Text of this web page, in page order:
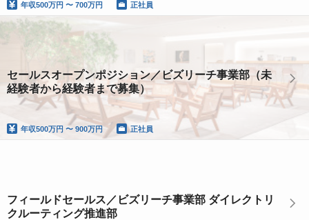
年収500万円 〜 700万円 正社員
セールスオープンポジション／ビズリーチ事業部（未
経験者から経験者まで募集）
年収500万円 〜 900万円 正社員
フィールドセールス／ビズリーチ事業部 ダイレクトリ
クルーティング推進部